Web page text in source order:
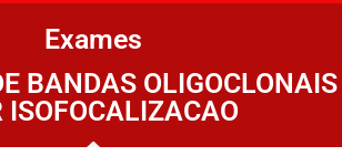
Exames
BANDAS OLIGOCLONAIS
ISOFOCALIZACAO